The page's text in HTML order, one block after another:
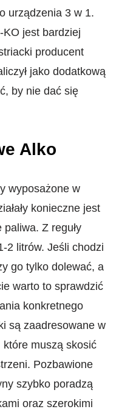
urządzenia 3 w 1.
jest bardziej
producent
jako dodatkową
by nie dać się
Alko
wyposażone w
konieczne jest
paliwa. Z reguły
2 litrów. Jeśli chodzi
go tylko dolewać, a
warto to sprawdzić
konkretnego
są zaadresowane w
muszą skosić
Pozbawione
szybko poradzą
oraz szerokimi